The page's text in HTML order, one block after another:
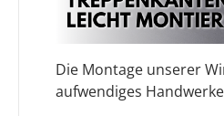
Die Montage unserer
aufwendiges